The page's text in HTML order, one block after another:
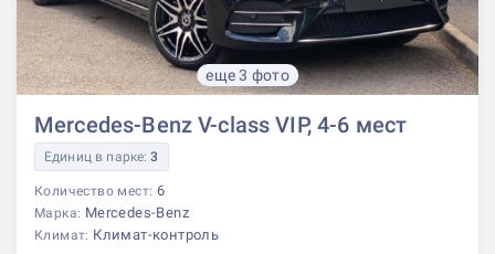
еще 3 фото
Mercedes-Benz V-class VIP, 4-6 мест
Единиц в парке:3
Количество мест: 6
Марка: Mercedes-Benz
Климат: Климат-контроль